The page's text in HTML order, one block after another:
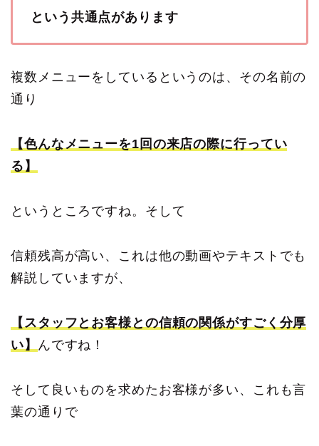
という共通点があります
複数メニューをしているというのは、その名前の
通り
【色んなメニューを1回の来店の際に行ってい
る】
というところですね。そして
信頼残高が高い、これは他の動画やテキストでも
解説していますが、
【スタッフとお客様との信頼の関係がすごく分厚
い】
んですね！
そして良いものを求めたお客様が多い、これも言
葉の通りで